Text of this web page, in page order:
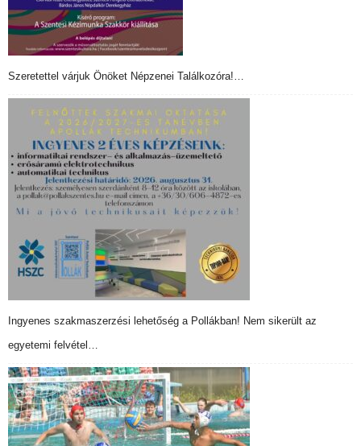
Szeretettel várjuk Önöket Népzenei Találkozóra!…
Ingyenes szakmaszerzési lehetőség a Pollákban! Nem sikerült az
egyetemi felvétel…